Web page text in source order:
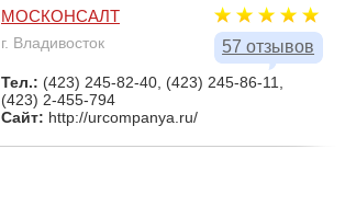
57 отзывов
МОСКОНСАЛТ
г. Владивосток
Тел.: (423) 245-82-40, (423) 245-86-11,
(423) 2-455-794
Сайт: http://urcompanya.ru/